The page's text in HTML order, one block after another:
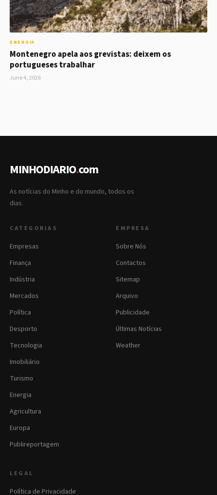
ENERGIA
Montenegro apela aos grevistas: deixem os
portugueses trabalhar
June 4, 2026
MINHODIARIO.com
As notícias do Minho e do mundo, todos os
dias.
CATEGORIAS
Empresas
Finança
Indústria
Mercados
Política
Desporto
Tecnologia
Imobiliário
Turismo
Energia
Agricultura
Europa
Publireportagem
EMPRESA
Sobre Nós
Contactos
Sitemap
Arquivo
Publicidade
Últimas Notícias
Weather
LEGAL
Política de Privacidade